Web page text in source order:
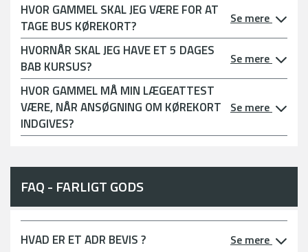
HVOR GAMMEL SKAL JEG VÆRE FOR AT
TAGE BUS KØREKORT?
Se mere
HVORNÅR SKAL JEG HAVE ET 5 DAGES
BAB KURSUS?
Se mere
HVOR GAMMEL MÅ MIN LÆGEATTEST
VÆRE, NÅR ANSØGNING OM KØREKORT
INDGIVES?
Se mere
FAQ - FARLIGT GODS
HVAD ER ET ADR BEVIS ? Se mere